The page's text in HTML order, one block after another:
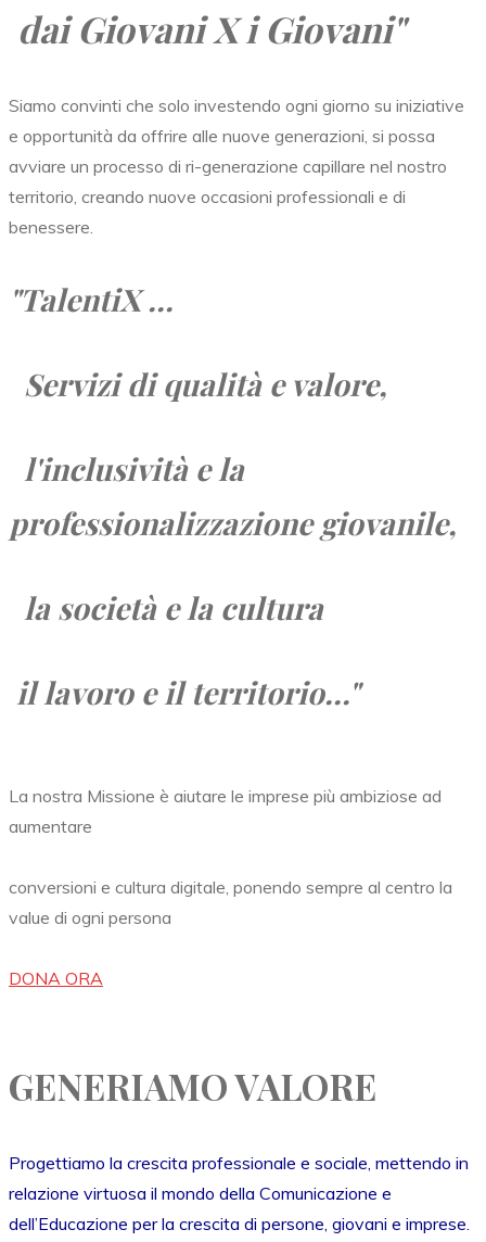
dai Giovani X i Giovani"
Siamo convinti che solo investendo ogni giorno su iniziative
e opportunità da offrire alle nuove generazioni, si possa
avviare un processo di ri-generazione capillare nel nostro
territorio, creando nuove occasioni professionali e di
benessere.
"TalentiX ...
Servizi di qualità e valore,
l'inclusività e la
professionalizzazione giovanile,
la società ela cultura
il lavoro eil territorio..."
La nostra Missione è aiutare le imprese più ambiziose ad
aumentare
conversioni e cultura digitale, ponendo sempre al centro la
value di ogni persona
DONA ORA
GENERIAMO VALORE
Progettiamo la crescita professionale e sociale, mettendo in
relazione virtuosa il mondo della Comunicazione e
dell’Educazione per la crescita di persone, giovani e imprese.